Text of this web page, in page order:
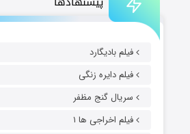
فیلم بادیگارد
فیلم دایره زنگی
سریال گنج مظفر
فیلم اخراجی ها ۱